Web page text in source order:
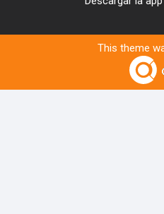
This theme